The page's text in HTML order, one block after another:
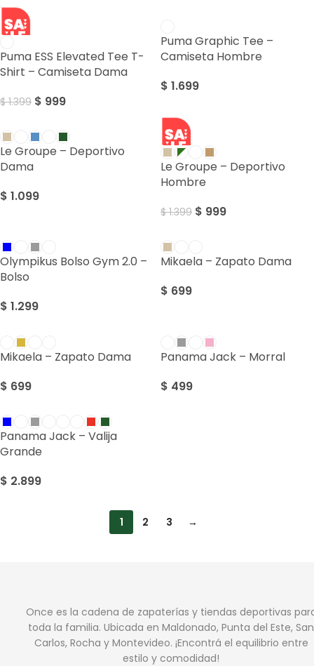
SALE
Puma ESS Elevated Tee T-
Shirt – Camiseta Dama
$1.399 $ 999
Puma Graphic Tee –
Camiseta Hombre
$ 1.699
Le Groupe – Deportivo
Dama
$ 1.099
SALE
Le Groupe – Deportivo
Hombre
$1.399 $ 999
Olympikus Bolso Gym 2.0 –
Bolso
$ 1.299
Mikaela – Zapato Dama
$ 699
Mikaela – Zapato Dama
$ 699
Panama Jack – Morral
$ 499
Panama Jack – Valija
Grande
$ 2.899
1 2 3 →
Once es la cadena de zapaterías y tiendas deportivas
toda la familia. Ubicada en Maldonado, Punta del Este, San
Carlos, Rocha y Montevideo. ¡Encontrá el equilibrio entre
estilo y comodidad!